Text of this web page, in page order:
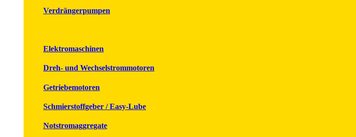
Verdrängerpumpen
Elektromaschinen
Dreh- und Wechselstrommotoren
Getriebemotoren
Schmierstoffgeber / Easy-Lube
Notstromaggregate